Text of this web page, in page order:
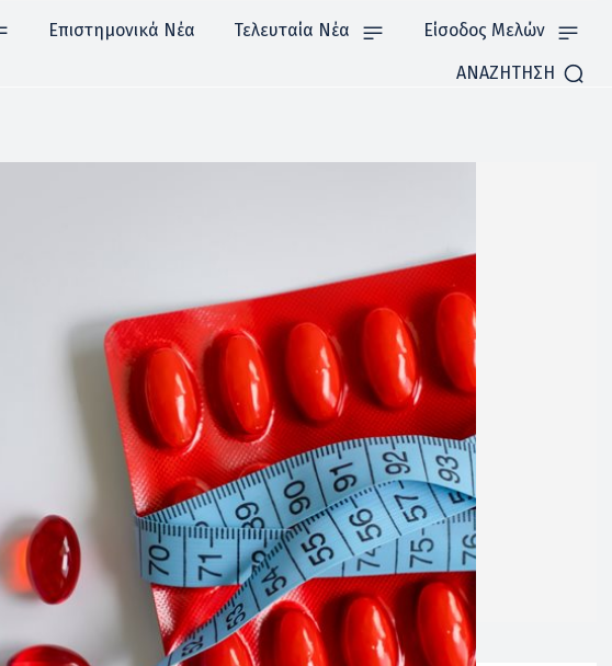
Επιστημονικά Νέα Τελευταία Νέα Είσοδος Μελών
ΑΝΑΖΗΤΗΣΗ